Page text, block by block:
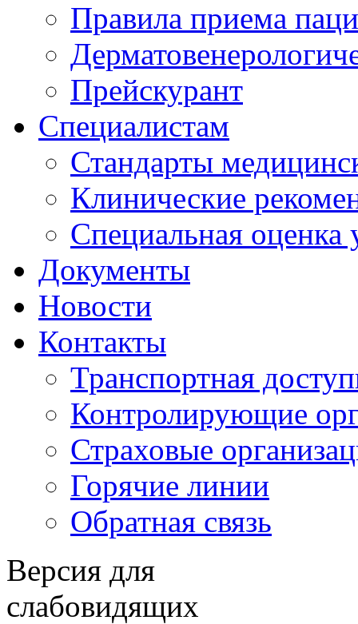
Правила приема
Прейскурант
Специалистам
Стандарты
Клинические
Специальная оценка
Документы
Новости
Контакты
Транспортная
Контролирующие
Страховые
Горячие линии
Обратная связь
Версия для
слабовидящих